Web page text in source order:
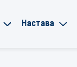
Настава